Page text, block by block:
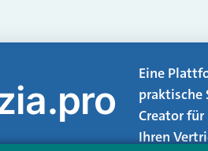
Eine
praktische
Creator
Ihren